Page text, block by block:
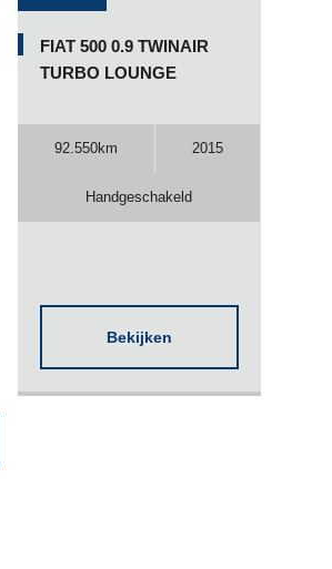
FIAT 500 0.9 TWINAIR
TURBO LOUNGE
92.550km 2015
Handgeschakeld
Bekijken